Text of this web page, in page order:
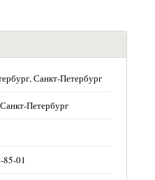
Санкт-Петербург
Петербург
85-01